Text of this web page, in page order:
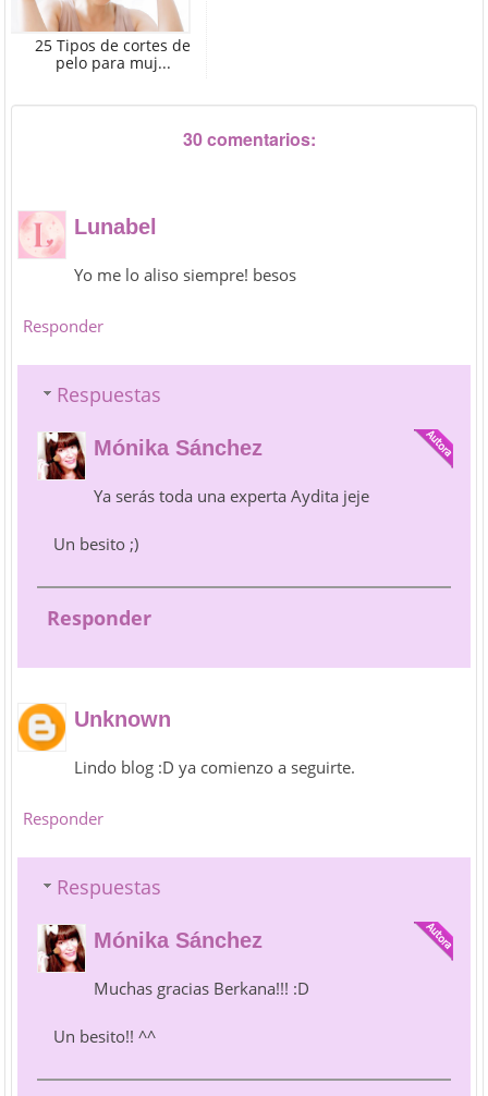
25 Tipos de cortes de
pelo para muj...
30 comentarios:
Lunabel
Yo me lo aliso siempre! besos
Responder
Respuestas
Mónika Sánchez
Ya serás toda una experta Aydita jeje
Un besito ;)
Responder
Unknown
Lindo blog :D ya comienzo a seguirte.
Responder
Respuestas
Mónika Sánchez
Muchas gracias Berkana!!! :D
Un besito!! ^^